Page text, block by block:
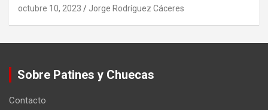
octubre 10, 2023 Jorge Rodríguez Cáceres
Sobre Patines y Chuecas
Contacto